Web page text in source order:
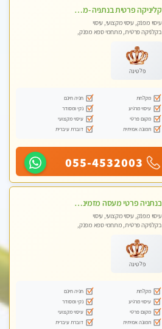
קליניקה פרטית בנתניה -מעסה איכותית לעיסוי מקצועי ומפנק לכל שרירי הגוף...
עיסוי מפנק, עיסוי מקצועי, עיסוי
בקלניקה פרטית, מתחמי ספא מפנק,
פלטינה
מקלחת
חניה חינם
עיסוי מרגיע
נקי ומסודר
מקום פרטי
עיסוי מקצועי
תמונה אמיתית
דוברת עיברית
055-4532003
בנתניה פרטי מעסה מזמינה אותך למפגש אחד על אחד בלי שותפות! פינוק מרגיע vip
עיסוי מפנק, עיסוי מקצועי, עיסוי
בקלניקה פרטית, מתחמי ספא מפנק,
פלטינה
מקלחת
חניה חינם
עיסוי מרגיע
נקי ומסודר
מקום פרטי
עיסוי מקצועי
תמונה אמיתית
דוברת עיברית